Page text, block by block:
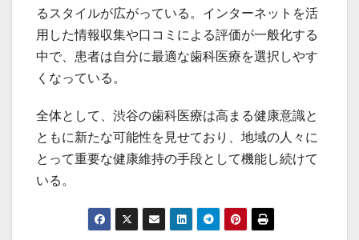
るスタイルが広がっている。インターネットを活
用した情報収集や口コミによる評価が一般化する
中で、患者は自分に最適な歯科医療を選択しやす
くなっている。
全体として、渋谷の歯科医療は高まる健康意識と
ともに新たな可能性を見せており、地域の人々に
とって重要な健康維持の手段として機能し続けて
いる。